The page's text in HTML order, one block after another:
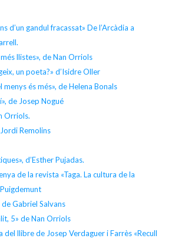
d’un gandul fracassat» De l’Arcàdia a
llistes», de Nan Orriols
un poeta?» d’Isidre Oller
menys és més», de Helena Bonals
de Josep Nogué
Orriols.
Remolins
d’Esther Pujadas.
de la revista «Taga. La cultura de la
de Gabriel Salvans
5» de Nan Orriols
del llibre de Josep Verdaguer i Farrès «Recull